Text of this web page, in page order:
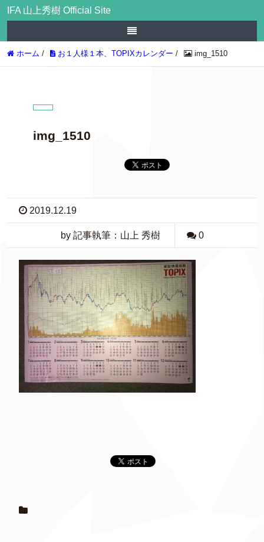
IFA 山上秀樹 Official Site
ホーム / お１人様１本、TOPIXカレンダー / img_1510
img_1510
2019.12.19
by 記事執筆：山上 秀樹 0